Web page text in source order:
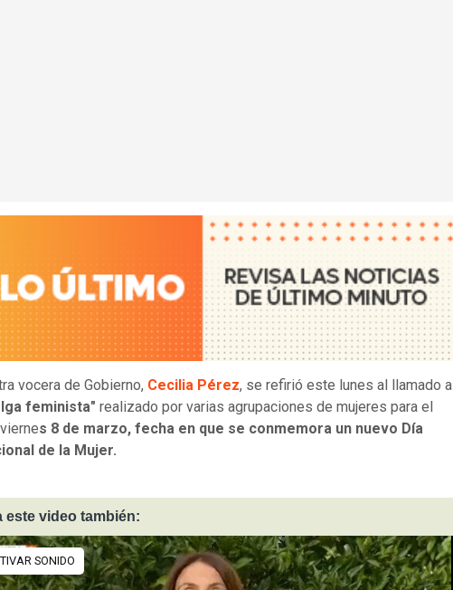
vocera de Gobierno, Cecilia Pérez, se refirió este lunes al llamado a
feminista" realizado por varias agrupaciones de mujeres para el
s 8 de marzo, fecha en que se conmemora un nuevo Día
de la Mujer.
este video también: